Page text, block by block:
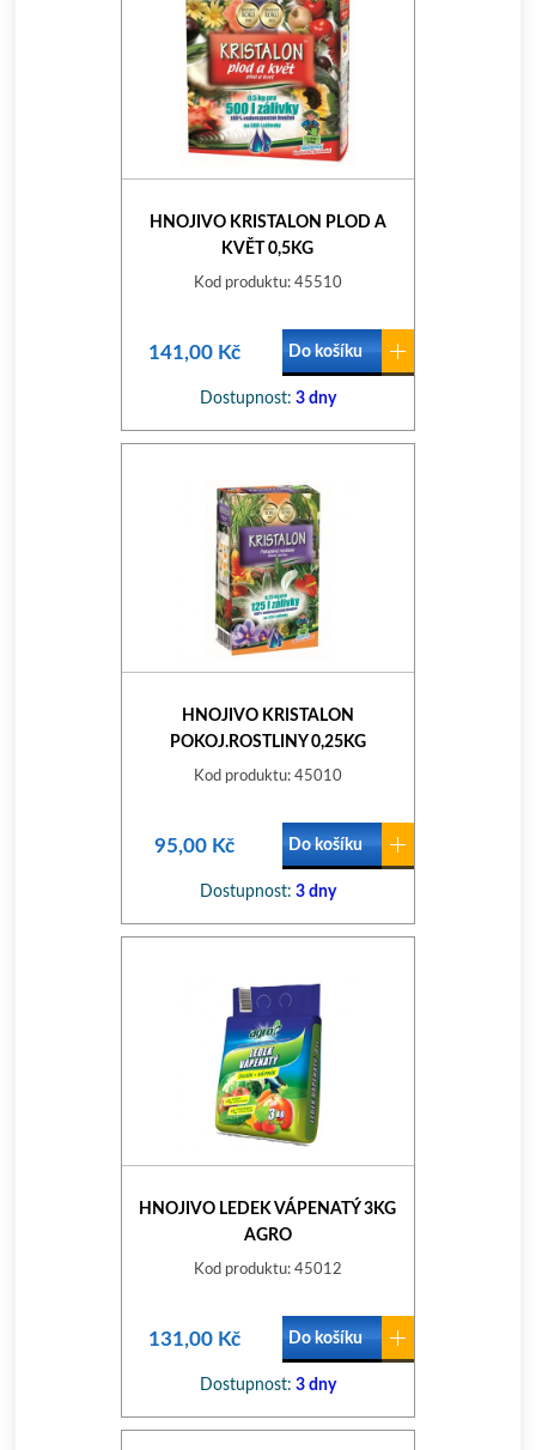
HNOJIVO KRISTALON PLOD A
KVĚT 0,5KG
Kod produktu: 45510
141,00 Kč Do košíku
Dostupnost: 3 dny
HNOJIVO KRISTALON
POKOJ.ROSTLINY 0,25KG
Kod produktu: 45010
95,00 Kč Do košíku
Dostupnost: 3 dny
HNOJIVO LEDEK VÁPENATÝ 3KG
AGRO
Kod produktu: 45012
131,00 Kč Do košíku
Dostupnost: 3 dny